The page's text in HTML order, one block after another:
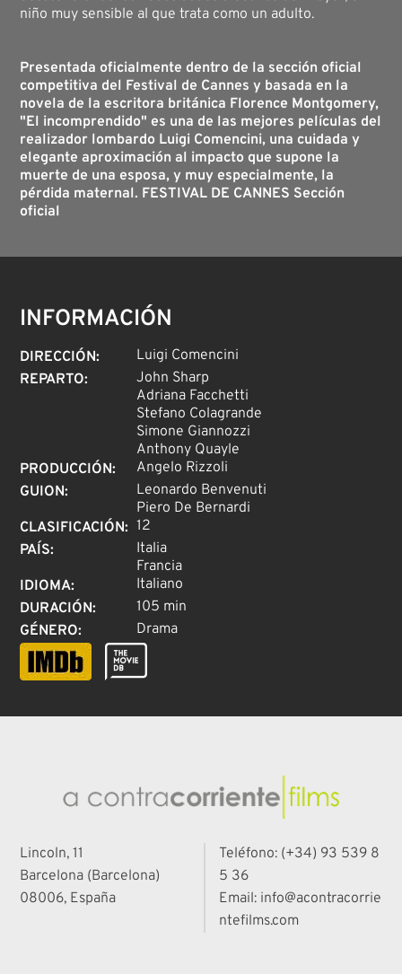
niño muy sensible al que trata como un adulto.
Presentada oficialmente dentro de la sección oficial
competitiva del Festival de Cannes y basada en la
novela de la escritora británica Florence Montgomery,
"El incomprendido" es una de las mejores películas del
realizador lombardo Luigi Comencini, una cuidada y
elegante aproximación al impacto que supone la
muerte de una esposa, y muy especialmente, la
pérdida maternal. FESTIVAL DE CANNES Sección
oficial
INFORMACIÓN
DIRECCIÓN:
Luigi Comencini
REPARTO:
John Sharp
Adriana Facchetti
Stefano Colagrande
Simone Giannozzi
Anthony Quayle
PRODUCCIÓN:
Angelo Rizzoli
GUION:
Leonardo Benvenuti
Piero De Bernardi
CLASIFICACIÓN: 12
PAÍS:
Italia
Francia
IDIOMA:
Italiano
DURACIÓN:
105 min
GÉNERO: Drama
Lincoln, 11
Barcelona (Barcelona)
08006, España
Teléfono: (+34) 93 539 8
5 36
Email: info@acontracorrie
ntefilms.com